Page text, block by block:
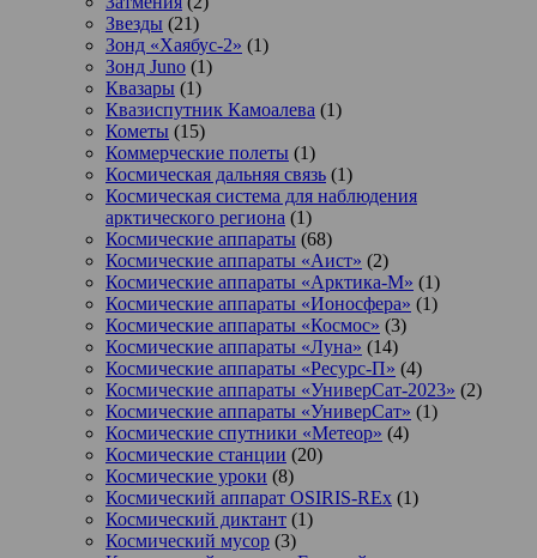
Звезды (21)
Зонд «Хаябус-2» (1)
Зонд Juno (1)
Квазары (1)
Квазиспутник Камоалева (1)
Кометы (15)
Коммерческие полеты (1)
Космическая дальняя связь (1)
Космическая система для наблюдения
арктического региона (1)
Космические аппараты (68)
Космические аппараты «Аист» (2)
Космические аппараты «Арктика-М» (1)
Космические аппараты «Ионосфера» (1)
Космические аппараты «Космос» (3)
Космические аппараты «Луна» (14)
Космические аппараты «Ресурс-П» (4)
Космические аппараты «УниверСат-2023» (2)
Космические аппараты «УниверСат» (1)
Космические спутники «Метеор» (4)
Космические станции (20)
Космические уроки (8)
Космический аппарат OSIRIS-REx (1)
Космический диктант (1)
Космический мусор (3)